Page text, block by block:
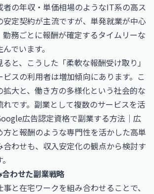
者の年収・単価相場のようなIT系の高ス
安定契約が主流ですが、単発就業が中心
勤務ごとに報酬が確定するタイムリーな
でいます。
と、こうした「柔軟な報酬受け取り」
ビスの利用者は増加傾向にあります。こ
拡大と、働き方の多様化という社会的な
です。副業として複数のサービスを活
広告認定資格で副業する方法｜広
方と報酬のような専門性を活かした高単
合わせも、収入安定化の観点から検討す
わせた副業戦略
と在宅ワークを組み合わせることで、